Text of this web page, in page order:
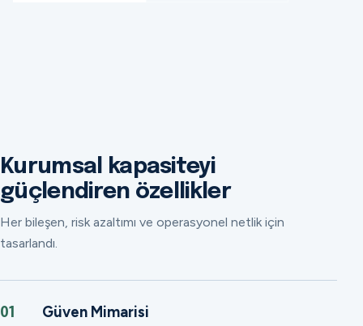
Kurumsal kapasiteyi
güçlendiren özellikler
Her bileşen, risk azaltımı ve operasyonel netlik için
tasarlandı.
01 Güven Mimarisi